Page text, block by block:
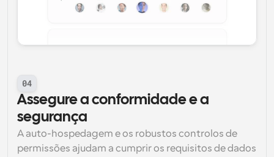
04
Assegure a conformidade e a
segurança
A auto-hospedagem e os robustos controlos de
permissões ajudam a cumprir os requisitos de dados